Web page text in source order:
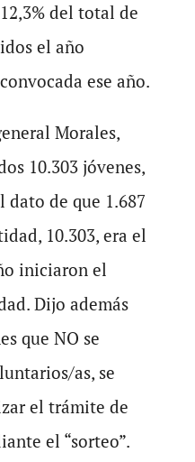
del total de
el año
ese año.
Morales,
10.303 jóvenes,
dato de que 1.687
10.303, era el
iniciaron el
Dijo además
que NO se
as, se
el trámite de
el “sorteo”.